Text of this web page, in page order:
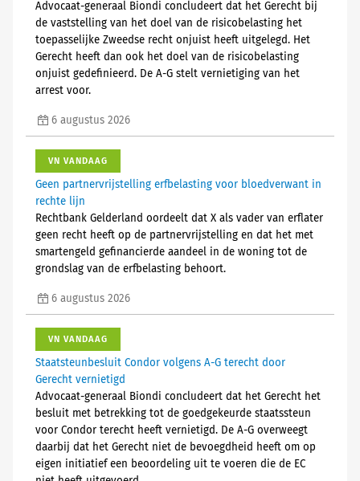
Advocaat-generaal Biondi concludeert dat het Gerecht bij
de vaststelling van het doel van de risicobelasting het
toepasselijke Zweedse recht onjuist heeft uitgelegd. Het
Gerecht heeft dan ook het doel van de risicobelasting
onjuist gedefinieerd. De A-G stelt vernietiging van het
arrest voor.
6 augustus 2026
VN VANDAAG
Geen partnervrijstelling erfbelasting voor bloedverwant in
rechte lijn
Rechtbank Gelderland oordeelt dat X als vader van erflater
geen recht heeft op de partnervrijstelling en dat het met
smartengeld gefinancierde aandeel in de woning tot de
grondslag van de erfbelasting behoort.
6 augustus 2026
VN VANDAAG
Staatsteunbesluit Condor volgens A-G terecht door
Gerecht vernietigd
Advocaat-generaal Biondi concludeert dat het Gerecht het
besluit met betrekking tot de goedgekeurde staatssteun
voor Condor terecht heeft vernietigd. De A-G overweegt
daarbij dat het Gerecht niet de bevoegdheid heeft om op
eigen initiatief een beoordeling uit te voeren die de EC